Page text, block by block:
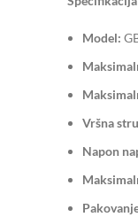
Model:
Vršna
Napon